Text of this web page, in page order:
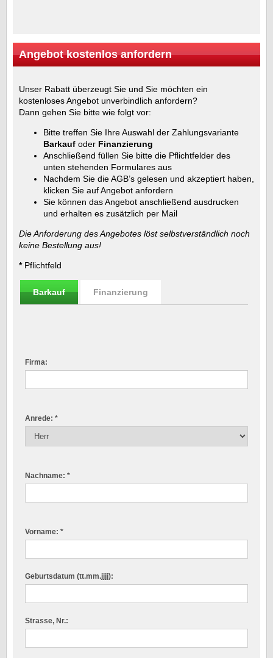
Angebot kostenlos anfordern
Unser Rabatt überzeugt Sie und Sie möchten ein
kostenloses Angebot unverbindlich anfordern?
Dann gehen Sie bitte wie folgt vor:
Bitte treffen Sie Ihre Auswahl der Zahlungsvariante
Barkauf oder Finanzierung
Anschließend füllen Sie bitte die Pflichtfelder des
unten stehenden Formulares aus
Nachdem Sie die AGB’s gelesen und akzeptiert haben,
klicken Sie auf Angebot anfordern
Sie können das Angebot anschließend ausdrucken
und erhalten es zusätzlich per Mail
Die Anforderung des Angebotes löst selbstverständlich noch
keine Bestellung aus!
*Pflichtfeld
Barkauf Finanzierung
Firma:
Anrede: *
Nachname: *
Vorname: *
Geburtsdatum (tt.mm.jjjj):
Strasse, Nr.: